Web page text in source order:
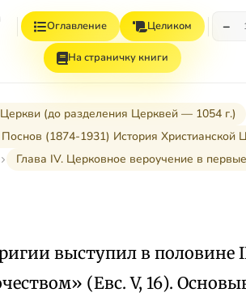
Оглавление Целиком −
На страничку книги
(до разделения Церквей — 1054 г.)
(1874-1931) История Христианской
Глава IV. Церковное вероучение в
выступил в половине
(Евс. V, 16).